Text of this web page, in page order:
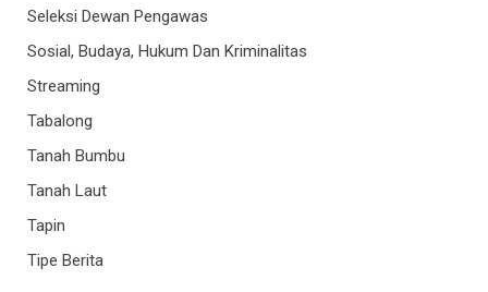
Seleksi Dewan Pengawas
Sosial, Budaya, Hukum Dan Kriminalitas
Streaming
Tabalong
Tanah Bumbu
Tanah Laut
Tapin
Tipe Berita